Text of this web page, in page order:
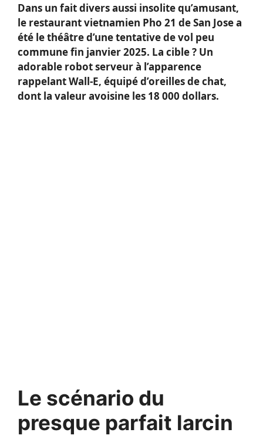
Dans un fait divers aussi insolite qu’amusant,
le restaurant vietnamien Pho 21 de San Jose a
été le théâtre d’une tentative de vol peu
commune fin janvier 2025. La cible ? Un
adorable robot serveur à l’apparence
rappelant Wall-E, équipé d’oreilles de chat,
dont la valeur avoisine les 18 000 dollars.
Le scénario du
presque parfait larcin